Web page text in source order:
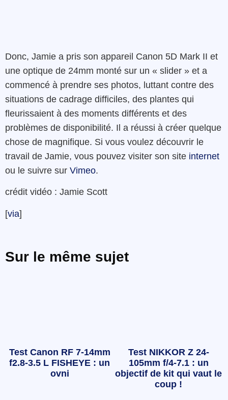
Donc, Jamie a pris son appareil Canon 5D Mark II et
une optique de 24mm monté sur un « slider » et a
commencé à prendre ses photos, luttant contre des
situations de cadrage difficiles, des plantes qui
fleurissaient à des moments différents et des
problèmes de disponibilité. Il a réussi à créer quelque
chose de magnifique. Si vous voulez découvrir le
travail de Jamie, vous pouvez visiter son site internet
ou le suivre sur Vimeo.
crédit vidéo : Jamie Scott
[via]
Sur le même sujet
Test Canon RF 7-14mm
f2.8-3.5 L FISHEYE : un
ovni
Test NIKKOR Z 24-
105mm f/4-7.1 : un
objectif de kit qui vaut le
coup !